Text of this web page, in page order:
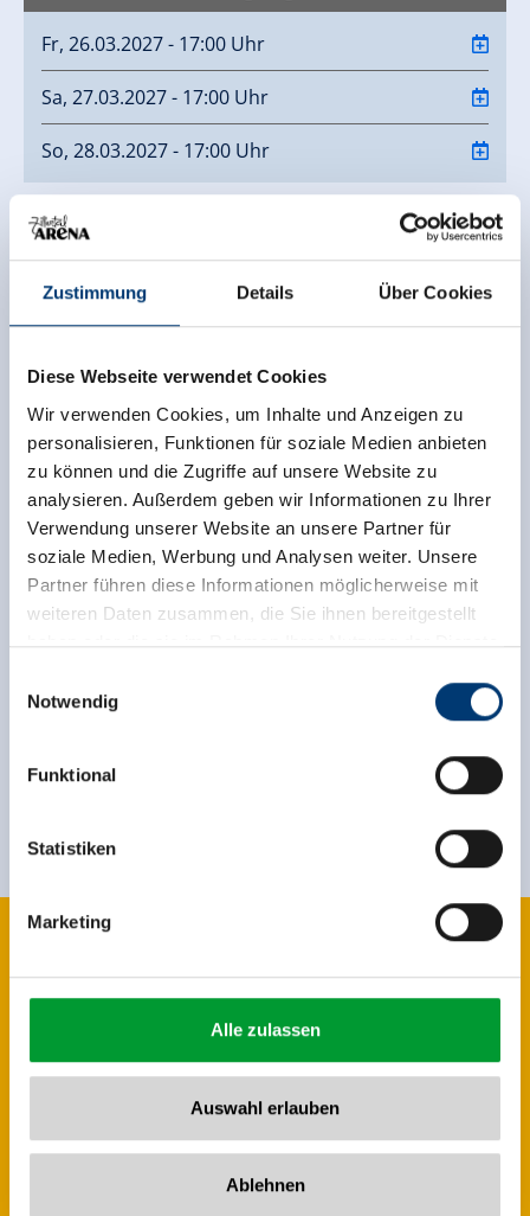
Zustimmung Details Über Cookies
Diese Webseite verwendet Cookies
Wir verwenden Cookies, um Inhalte und Anzeigen zu
personalisieren, Funktionen für soziale Medien anbieten
zu können und die Zugriffe auf unsere Website zu
analysieren. Außerdem geben wir Informationen zu Ihrer
Verwendung unserer Website an unsere Partner für
soziale Medien, Werbung und Analysen weiter. Unsere
Partner führen diese Informationen möglicherweise mit
weiteren Daten zusammen, die Sie ihnen bereitgestellt
haben oder die sie im Rahmen Ihrer Nutzung der Dienste
Rohr 23// A-6280 Zell am Ziller
www.zillertalarena.com
Notwendig
Funktional
Statistiken
Marketing
Alle zulassen
Auswahl erlauben
Ablehnen
Fr, 26.03.2027 - 17:00 Uhr
Sa, 27.03.2027 - 17:00 Uhr
So, 28.03.2027 - 17:00 Uhr
Kontaktinfo
Cin Cin
Nr. 198
(0043) 5284 5204
info@hotelplatzer.at
www.apreski.tv
Zurück zur Übersicht
Jetzt für den newsletter